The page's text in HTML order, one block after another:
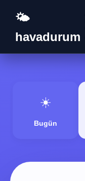
🌤️
havadurum
☀️
Bugün